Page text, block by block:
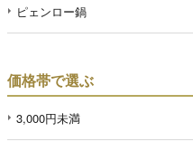
ピェンロー鍋
価格帯で選ぶ
3,000円未満